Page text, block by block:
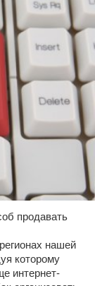
продавать
нашей
которому
интернет-